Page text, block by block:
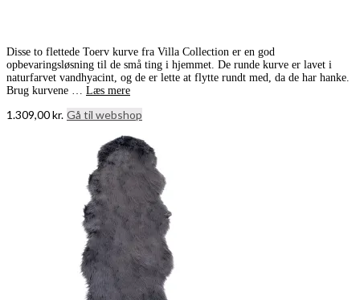
Disse to flettede Toerv kurve fra Villa Collection er en god
opbevaringsløsning til de små ting i hjemmet. De runde kurve er lavet i
naturfarvet vandhyacint, og de er lette at flytte rundt med, da de har hanke.
Brug kurvene … Læs mere
1.309,00kr. Gå til webshop